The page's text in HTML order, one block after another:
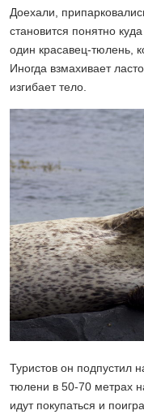
Доехали,
становится понятно
один красавец-тюлень,
Иногда взмахивает
изгибает тело.
Туристов он подпустил
тюлени в 50-70 метрах
идут покупаться и